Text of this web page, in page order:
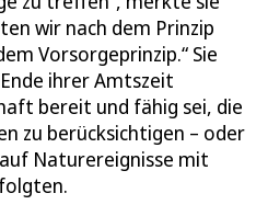
wir nach dem Prinzip
Vorsorgeprinzip.“ Sie
ihrer Amtszeit
bereit und fähig sei, die
zu berücksichtigen – oder
Naturereignisse mit